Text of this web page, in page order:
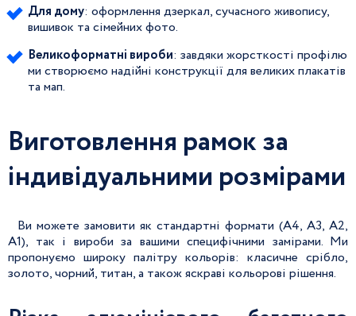
Для дому: оформлення дзеркал, сучасного живопису,
вишивок та сімейних фото.
Великоформатні вироби: завдяки жорсткості профілю
ми створюємо надійні конструкції для великих плакатів
та мап.
Виготовлення рамок за
індивідуальними розмірами
Ви можете замовити як стандартні формати (А4, А3, А2,
А1), так і вироби за вашими специфічними замірами. Ми
пропонуємо широку палітру кольорів: класичне срібло,
золото, чорний, титан, а також яскраві кольорові рішення.